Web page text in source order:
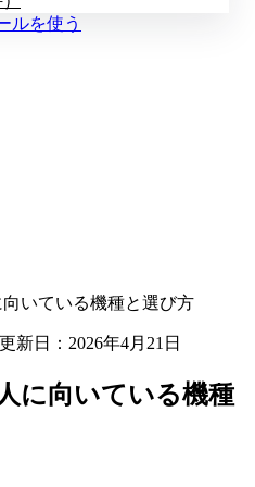
ルを使う
向いている機種と選び方
新日：2026年4月21日
に向いている機種